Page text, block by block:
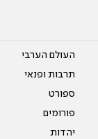
העולם הערבי
תרבות ופנאי
ספורט
פורומים
יהדות